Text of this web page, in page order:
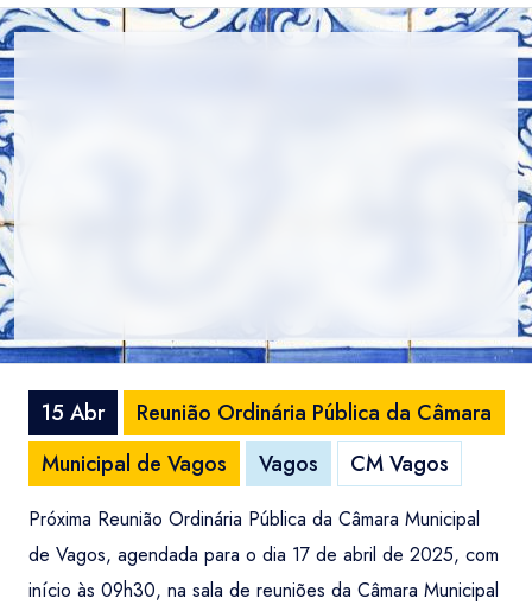
15 Abr
Reunião Ordinária Pública da Câmara
Municipal de Vagos
Vagos CM Vagos
Próxima Reunião Ordinária Pública da Câmara Municipal
de Vagos, agendada para o dia 17 de abril de 2025, com
início às 09h30, na sala de reuniões da Câmara Municipal